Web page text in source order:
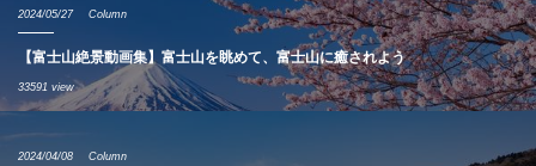
2024/05/27 Column
【富士山絶景動画集】富士山を眺めて、富士山に癒されよう
33591 view
2024/04/08 Column